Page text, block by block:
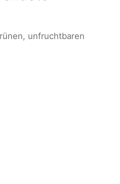
unfruchtbaren